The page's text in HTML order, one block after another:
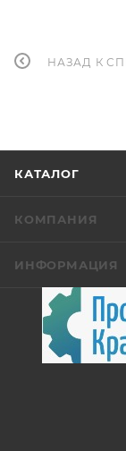
НАЗАД К
КАТАЛОГ
КОМПАНИЯ
ИНФОРМАЦИЯ